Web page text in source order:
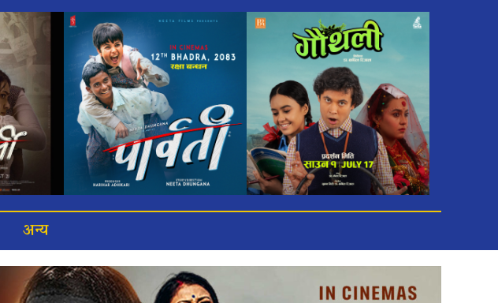
अन्य